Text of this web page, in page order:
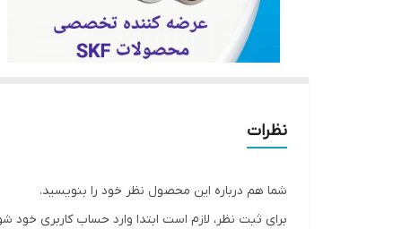
نظرات
شما هم درباره این محصول نظر خود را بنویسید.
برای ثبت نظر، لازم است ابتدا وارد حساب کاربری خود